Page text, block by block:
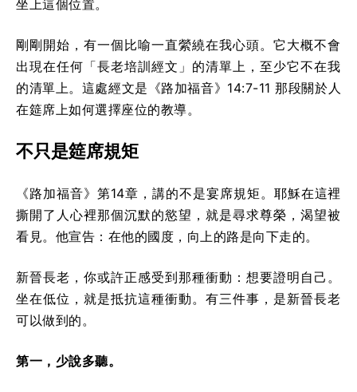
坐上這個位置。
剛剛開始，有一個比喻一直縈繞在我心頭。它大概不會
出現在任何「長老培訓經文」的清單上，至少它不在我
的清單上。這處經文是《路加福音》14:7-11 那段關於人
在筵席上如何選擇座位的教導。
不只是筵席規矩
《路加福音》第14章，講的不是宴席規矩。耶穌在這裡
撕開了人心裡那個沉默的慾望，就是尋求尊榮，渴望被
看見。他宣告：在他的國度，向上的路是向下走的。
新晉長老，你或許正感受到那種衝動：想要證明自己。
坐在低位，就是抵抗這種衝動。有三件事，是新晉長老
可以做到的。
第一，少說多聽。